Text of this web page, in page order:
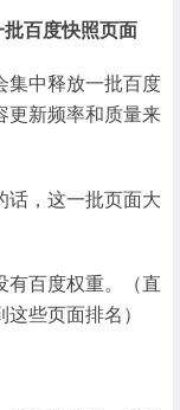
百度快照页面
集中释放一批百度
更新频率和质量来
话，这一批页面大
有百度权重。（直
些页面排名）